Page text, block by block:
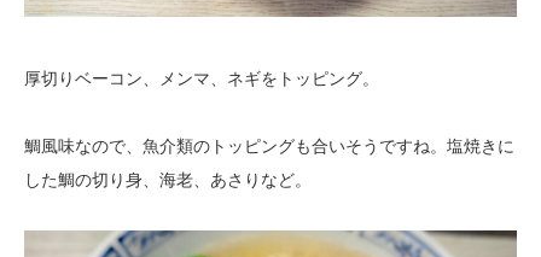
厚切りベーコン、メンマ、ネギをトッピング。
鯛風味なので、魚介類のトッピングも合いそうですね。塩焼きに
した鯛の切り身、海老、あさりなど。